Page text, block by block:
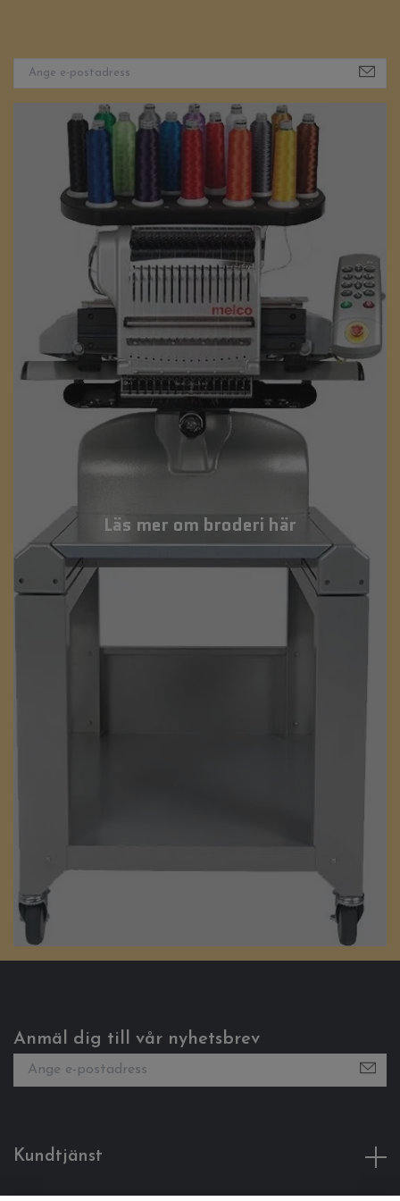
Läs mer om broderi här
Anmäl dig till vår nyhetsbrev
Kundtjänst